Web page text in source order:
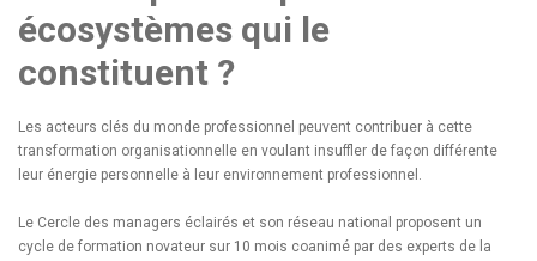
écosystèmes qui le
constituent ?
Les acteurs clés du monde professionnel peuvent contribuer à cette
transformation organisationnelle en voulant insuffler de façon différente
leur énergie personnelle à leur environnement professionnel.
Le Cercle des managers éclairés et son réseau national proposent un
cycle de formation novateur sur 10 mois coanimé par des experts de la